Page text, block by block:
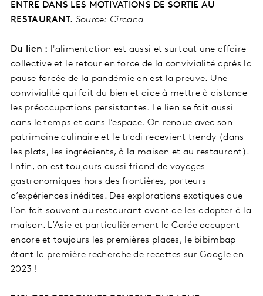
ENTRE DANS LES MOTIVATIONS DE SORTIEAU
RESTAURANT. Source: Circana
Du lien :
l'alimentation est aussi et surtout une affaire
collective et le retour en force de la convivialité après la
pause forcée de la pandémie en est la preuve. Une
convivialité qui fait du bien et aide à mettre à distance
les préoccupations persistantes. Le lien se fait aussi
dans le temps et dans l’espace. On renoue avec son
patrimoine culinaire et le tradi redevient trendy (dans
les plats, les ingrédients, à la maison et au restaurant).
Enfin, on est toujours aussi friand de voyages
gastronomiques hors des frontières, porteurs
d’expériences inédites. Des explorations exotiques que
l’on fait souvent au restaurant avant de les adopter à la
maison. L’Asie et particulièrement la Corée occupent
encore et toujours les premières places, le bibimbap
étant la première recherche de recettes sur Google en
2023 !